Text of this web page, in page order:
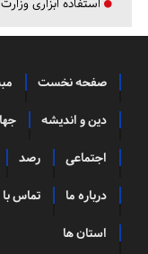
صفحه نخست
دین و اندیشه
اجتماعی رصد
درباره ما تماس با
استان ها